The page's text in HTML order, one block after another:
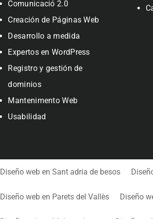
Comunicació 2.0
Creación de Páginas Web
Desarrollo a medida
Expertos en WordPress
Registro y gestión de
dominios
Mantenimento Web
Usabilidad
Diseño web en Sant adria de besos
Diseño web en Parets del Vallès Diseño